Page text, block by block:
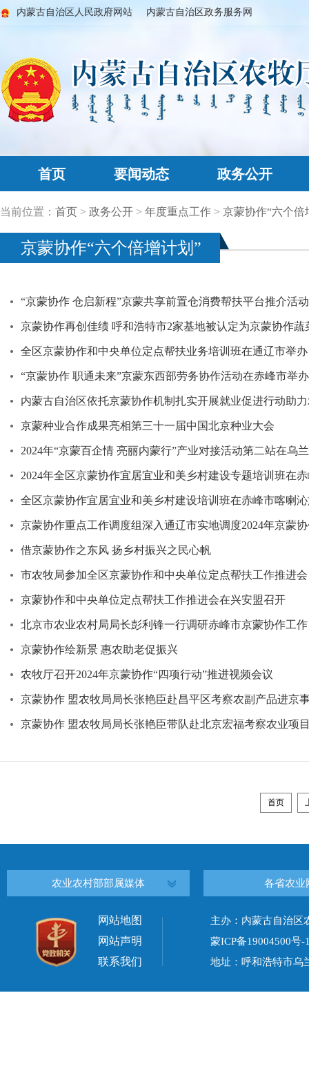
内蒙古自治区人民政府网站 内蒙古自治区政务服务网
首页 要闻动态 政务公开
当前位置： 首页 > 政务公开 > 年度重点工作 > 京蒙协作“六个倍
京蒙协作“六个倍增计划”
“京蒙协作 仓启新程”京蒙共享前置仓消费帮扶平台推介活
京蒙协作再创佳绩 呼和浩特市2家基地被认定为京蒙协作蔬
全区京蒙协作和中央单位定点帮扶业务培训班在通辽市举办
“京蒙协作 职通未来”京蒙东西部劳务协作活动在赤峰市举办
内蒙古自治区依托京蒙协作机制扎实开展就业促进行动助
京蒙种业合作成果亮相第三十一届中国北京种业大会
2024年“京蒙百企情 亮丽内蒙行”产业对接活动第二站在乌
2024年全区京蒙协作宜居宜业和美乡村建设专题培训班在
全区京蒙协作宜居宜业和美乡村建设培训班在赤峰市喀喇
京蒙协作重点工作调度组深入通辽市实地调度2024年京蒙
借京蒙协作之东风 扬乡村振兴之民心帆
市农牧局参加全区京蒙协作和中央单位定点帮扶工作推进会
京蒙协作和中央单位定点帮扶工作推进会在兴安盟召开
北京市农业农村局局长彭利锋一行调研赤峰市京蒙协作工作
京蒙协作绘新景 惠农助老促振兴
农牧厅召开2024年京蒙协作“四项行动”推进视频会议
京蒙协作 盟农牧局局长张艳臣赴昌平区考察农副产品进京
京蒙协作 盟农牧局局长张艳臣带队赴北京宏福考察农业项
首页
农业农村部部属媒体 各省农业
网站地图
网站声明
联系我们
主办：内蒙古自治
蒙ICP备19004500号-
地址：呼和浩特市